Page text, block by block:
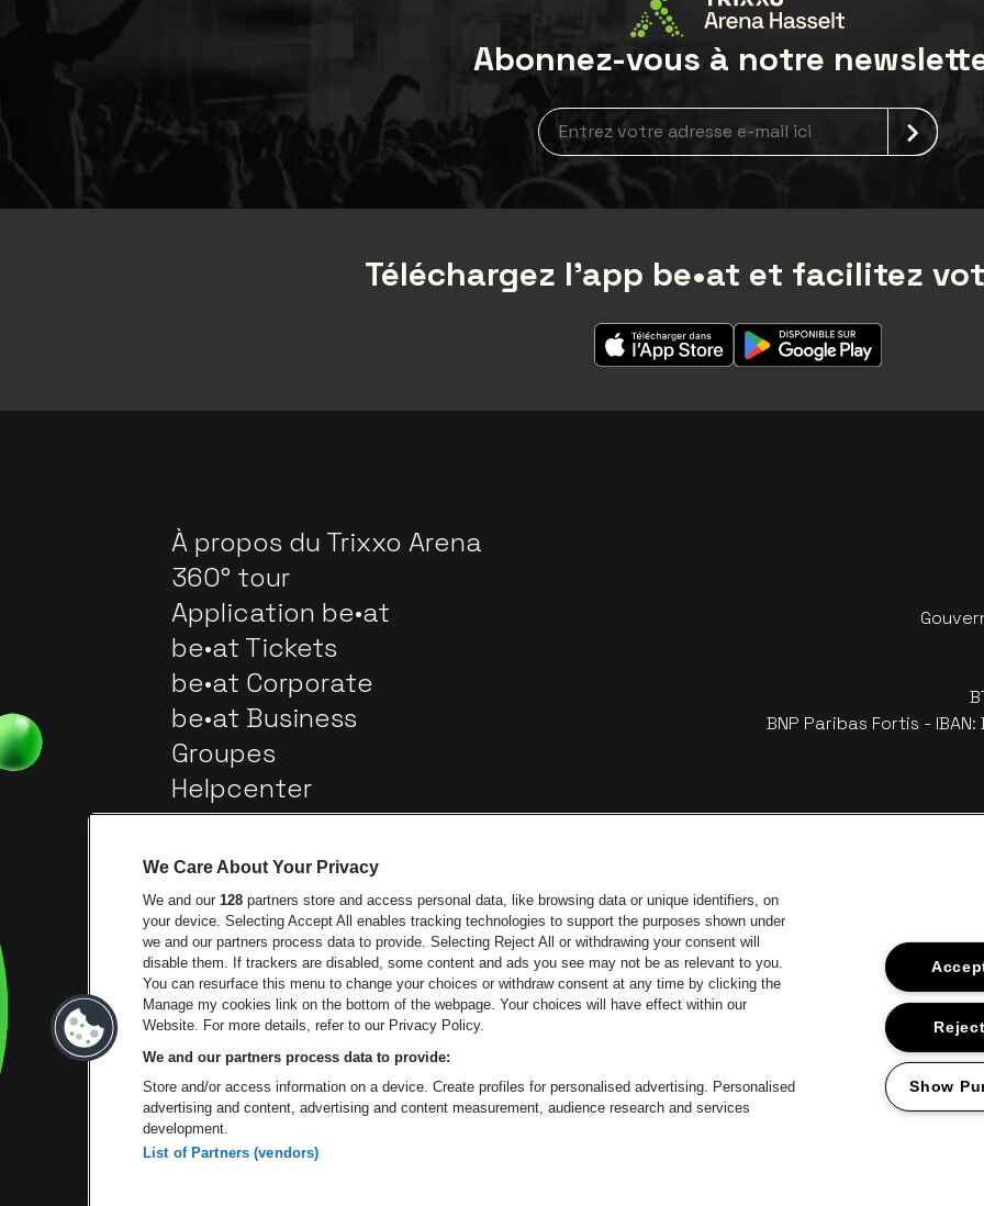
Abonnez-vous à notre
Inscription à la newsletter
Téléchargez l'app be•at et facilitez
À propos du Trixxo Arena
360° tour
Application be•at
be•at Tickets
be•at Corporate
be•at Business
Groupes
Helpcenter
Contact
BNP Paribas Fortis -
Visitez le site de Trixxo Visitez le site de EuropcarVisitez le site de Voka Limburg
Visitez le site de Jupiler
Visitez le site de Le logo de AperolVisitez le site de Champagne Pommery
Visitez le site de Le logo Jameson en blanc cassé
Visitez le site de Le logo Lillet en
Visitez
We Care About Your Privacy
We and our 128 partners store and access personal data, like browsing data or unique identifiers, on
your device. Selecting Accept All enables tracking technologies to support the purposes shown under
we and our partners process data to provide. Selecting Reject All or withdrawing your consent will
disable them. If trackers are disabled, some content and ads you see may not be as relevant to you.
You can resurface this menu to change your choices or withdraw consent at any time by clicking the
Manage my cookies link on the bottom of the webpage. Your choices will have effect within our
Website. For more details, refer to our Privacy Policy.
We and our partners process data to provide:
Store and/or access information on a device. Create profiles for personalised advertising. Personalised
advertising and content, advertising and content measurement, audience research and services
development.
List of Partners (vendors)
Show